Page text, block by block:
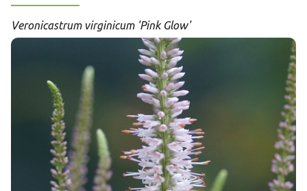
Veronicastrum virginicum 'Pink Glow'